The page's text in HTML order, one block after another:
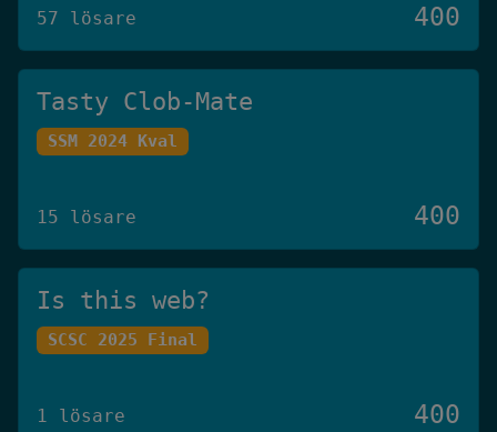
57 lösare 400
Tasty Clob-Mate
SSM 2024 Kval
15 lösare 400
Is this web?
SCSC 2025 Final
1 lösare 400